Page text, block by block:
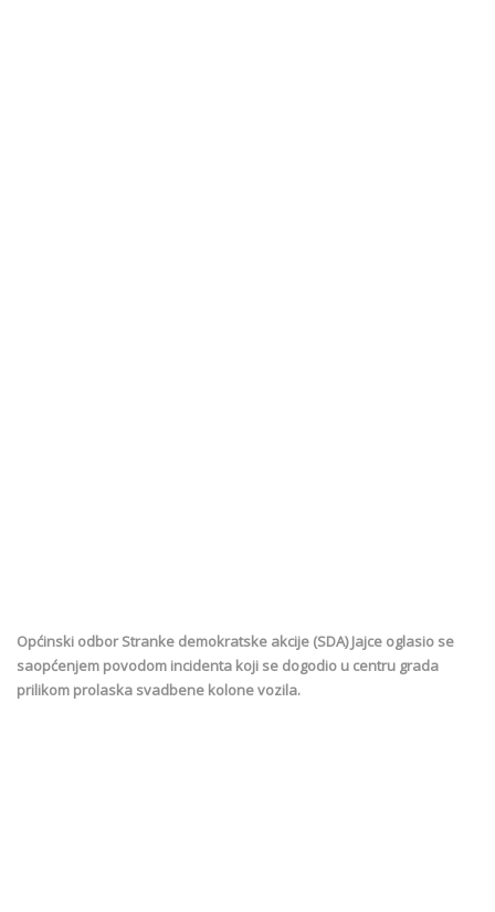
Općinski odbor Stranke demokratske akcije (SDA) Jajce oglasio se
saopćenjem povodom incidenta koji se dogodio u centru grada
prilikom prolaska svadbene kolone vozila.